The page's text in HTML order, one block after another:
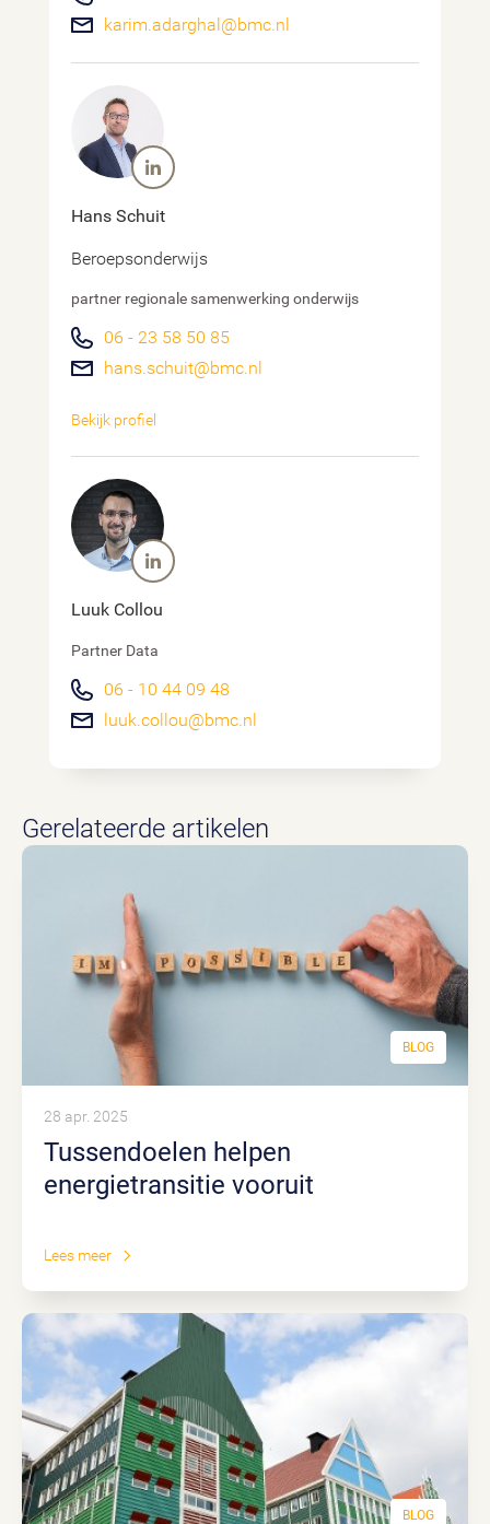
karim.adarghal@bmc.nl
Hans Schuit
Beroepsonderwijs
partner regionale samenwerking onderwijs
06 - 23 58 50 85
hans.schuit@bmc.nl
Bekijk profiel
Luuk Collou
Partner Data
06 - 10 44 09 48
luuk.collou@bmc.nl
Gerelateerde artikelen
BLOG
Tussendoelen helpen
energietransitie vooruit
28 apr. 2025
Lees meer
BLOG